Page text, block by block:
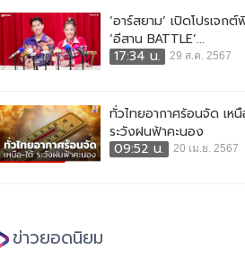
‘อาร์สยาม’ เปิดโปรเจกต์
‘อีสาน BATTLE’...
17:34 น.
29 ส.ค. 2567
ทั่วไทยอากาศร้อนจัด เห
ระวังฝนฟ้าคะนอง
09:52 น.
20 เม.ย. 2567
ข่าวยอดนิยม